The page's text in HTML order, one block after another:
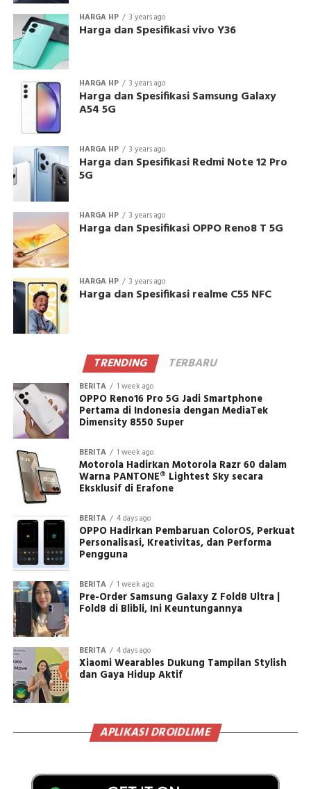
HARGA HP 3 years ago
Harga dan Spesifikasi vivo Y36
HARGA HP 3 years ago
Harga dan Spesifikasi Samsung Galaxy
A54 5G
HARGA HP 3 years ago
Harga dan Spesifikasi Redmi Note 12 Pro
5G
HARGA HP 3 years ago
Harga dan Spesifikasi OPPO Reno8 T 5G
HARGA HP 3 years ago
Harga dan Spesifikasi realme C55 NFC
TRENDING TERBARU
BERITA 1 week ago
OPPO Reno16 Pro 5G Jadi Smartphone
Pertama di Indonesia dengan MediaTek
Dimensity 8550 Super
BERITA 1 week ago
Motorola Hadirkan Motorola Razr 60 dalam
Warna PANTONE® Lightest Sky secara
Eksklusif di Erafone
BERITA 4 days ago
OPPO Hadirkan Pembaruan ColorOS, Perkuat
Personalisasi, Kreativitas, dan Performa
Pengguna
BERITA 1 week ago
Pre-Order Samsung Galaxy Z Fold8 Ultra |
Fold8 di Blibli, Ini Keuntungannya
BERITA 4 days ago
Xiaomi Wearables Dukung Tampilan Stylish
dan Gaya Hidup Aktif
APLIKASI DROIDLIME